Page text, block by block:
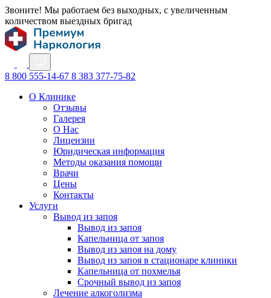
Звоните! Мы работаем без выходных, с увеличенным
количеством выездных бригад
8 800 555-14-67 8 383 377-75-82
О Клинике
Отзывы
Галерея
О Нас
Лицензии
Юридическая информация
Методы оказания помощи
Врачи
Цены
Контакты
Услуги
Вывод из запоя
Вывод из запоя
Капельница от запоя
Вывод из запоя на дому
Вывод из запоя в стационаре клиники
Капельница от похмелья
Срочный вывод из запоя
Лечение алкоголизма